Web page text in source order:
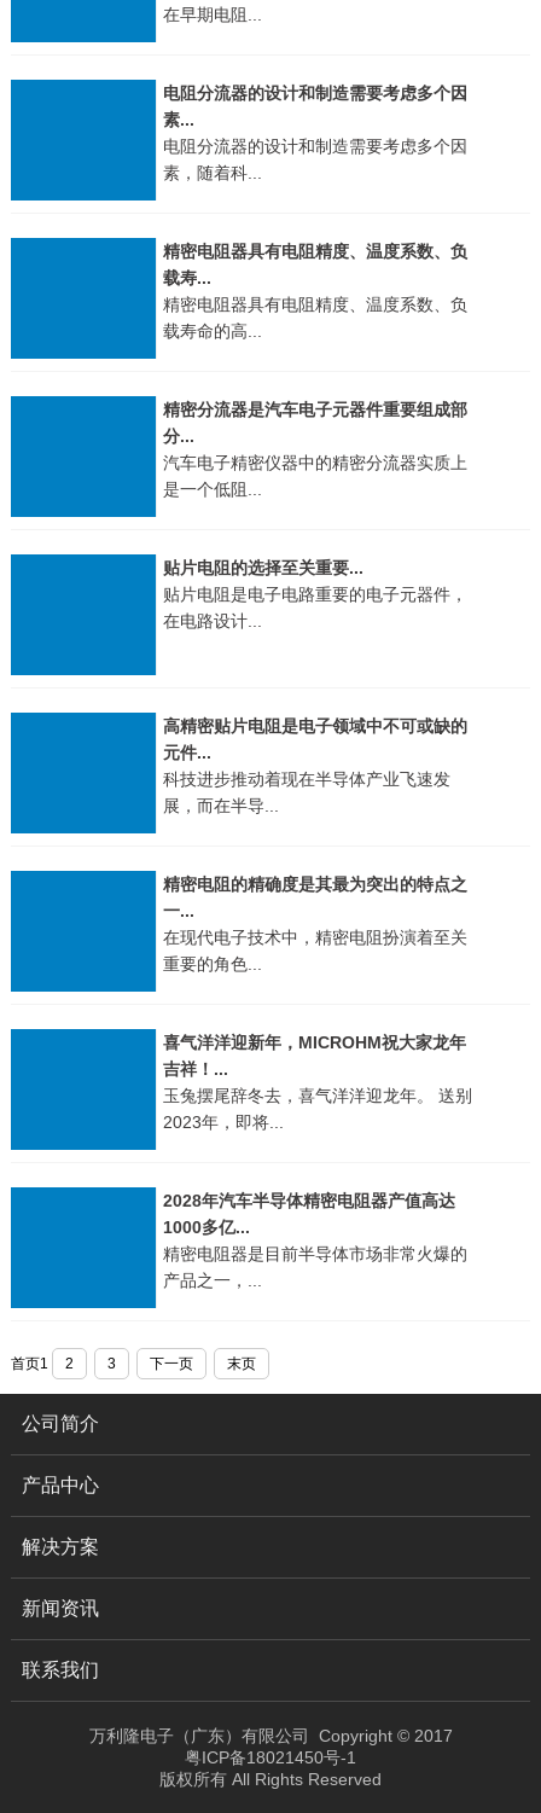
在早期电阻...
电阻分流器的设计和制造需要考虑多个因
素...
电阻分流器的设计和制造需要考虑多个因
素，随着科...
精密电阻器具有电阻精度、温度系数、负
载寿...
精密电阻器具有电阻精度、温度系数、负
载寿命的高...
精密分流器是汽车电子元器件重要组成部
分...
汽车电子精密仪器中的精密分流器实质上
是一个低阻...
贴片电阻的选择至关重要...
贴片电阻是电子电路重要的电子元器件，
在电路设计...
高精密贴片电阻是电子领域中不可或缺的
元件...
科技进步推动着现在半导体产业飞速发
展，而在半导...
精密电阻的精确度是其最为突出的特点之
一...
在现代电子技术中，精密电阻扮演着至关
重要的角色...
喜气洋洋迎新年，MICROHM祝大家龙年
吉祥！ ...
玉兔摆尾辞冬去，喜气洋洋迎龙年。 送别
2023年，即将...
2028年汽车半导体精密电阻器产值高达
1000多亿...
精密电阻器是目前半导体市场非常火爆的
产品之一，...
首页1 2 3 下一页 末页
公司简介
产品中心
解决方案
新闻资讯
联系我们
万利隆电子（广东）有限公司 Copyright © 2017
粤ICP备18021450号-1
版权所有 All Rights Reserved